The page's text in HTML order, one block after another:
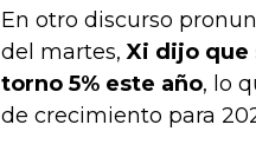
En otro discurso
del martes,Xi dijo que
torno 5% este año, lo
de crecimiento para